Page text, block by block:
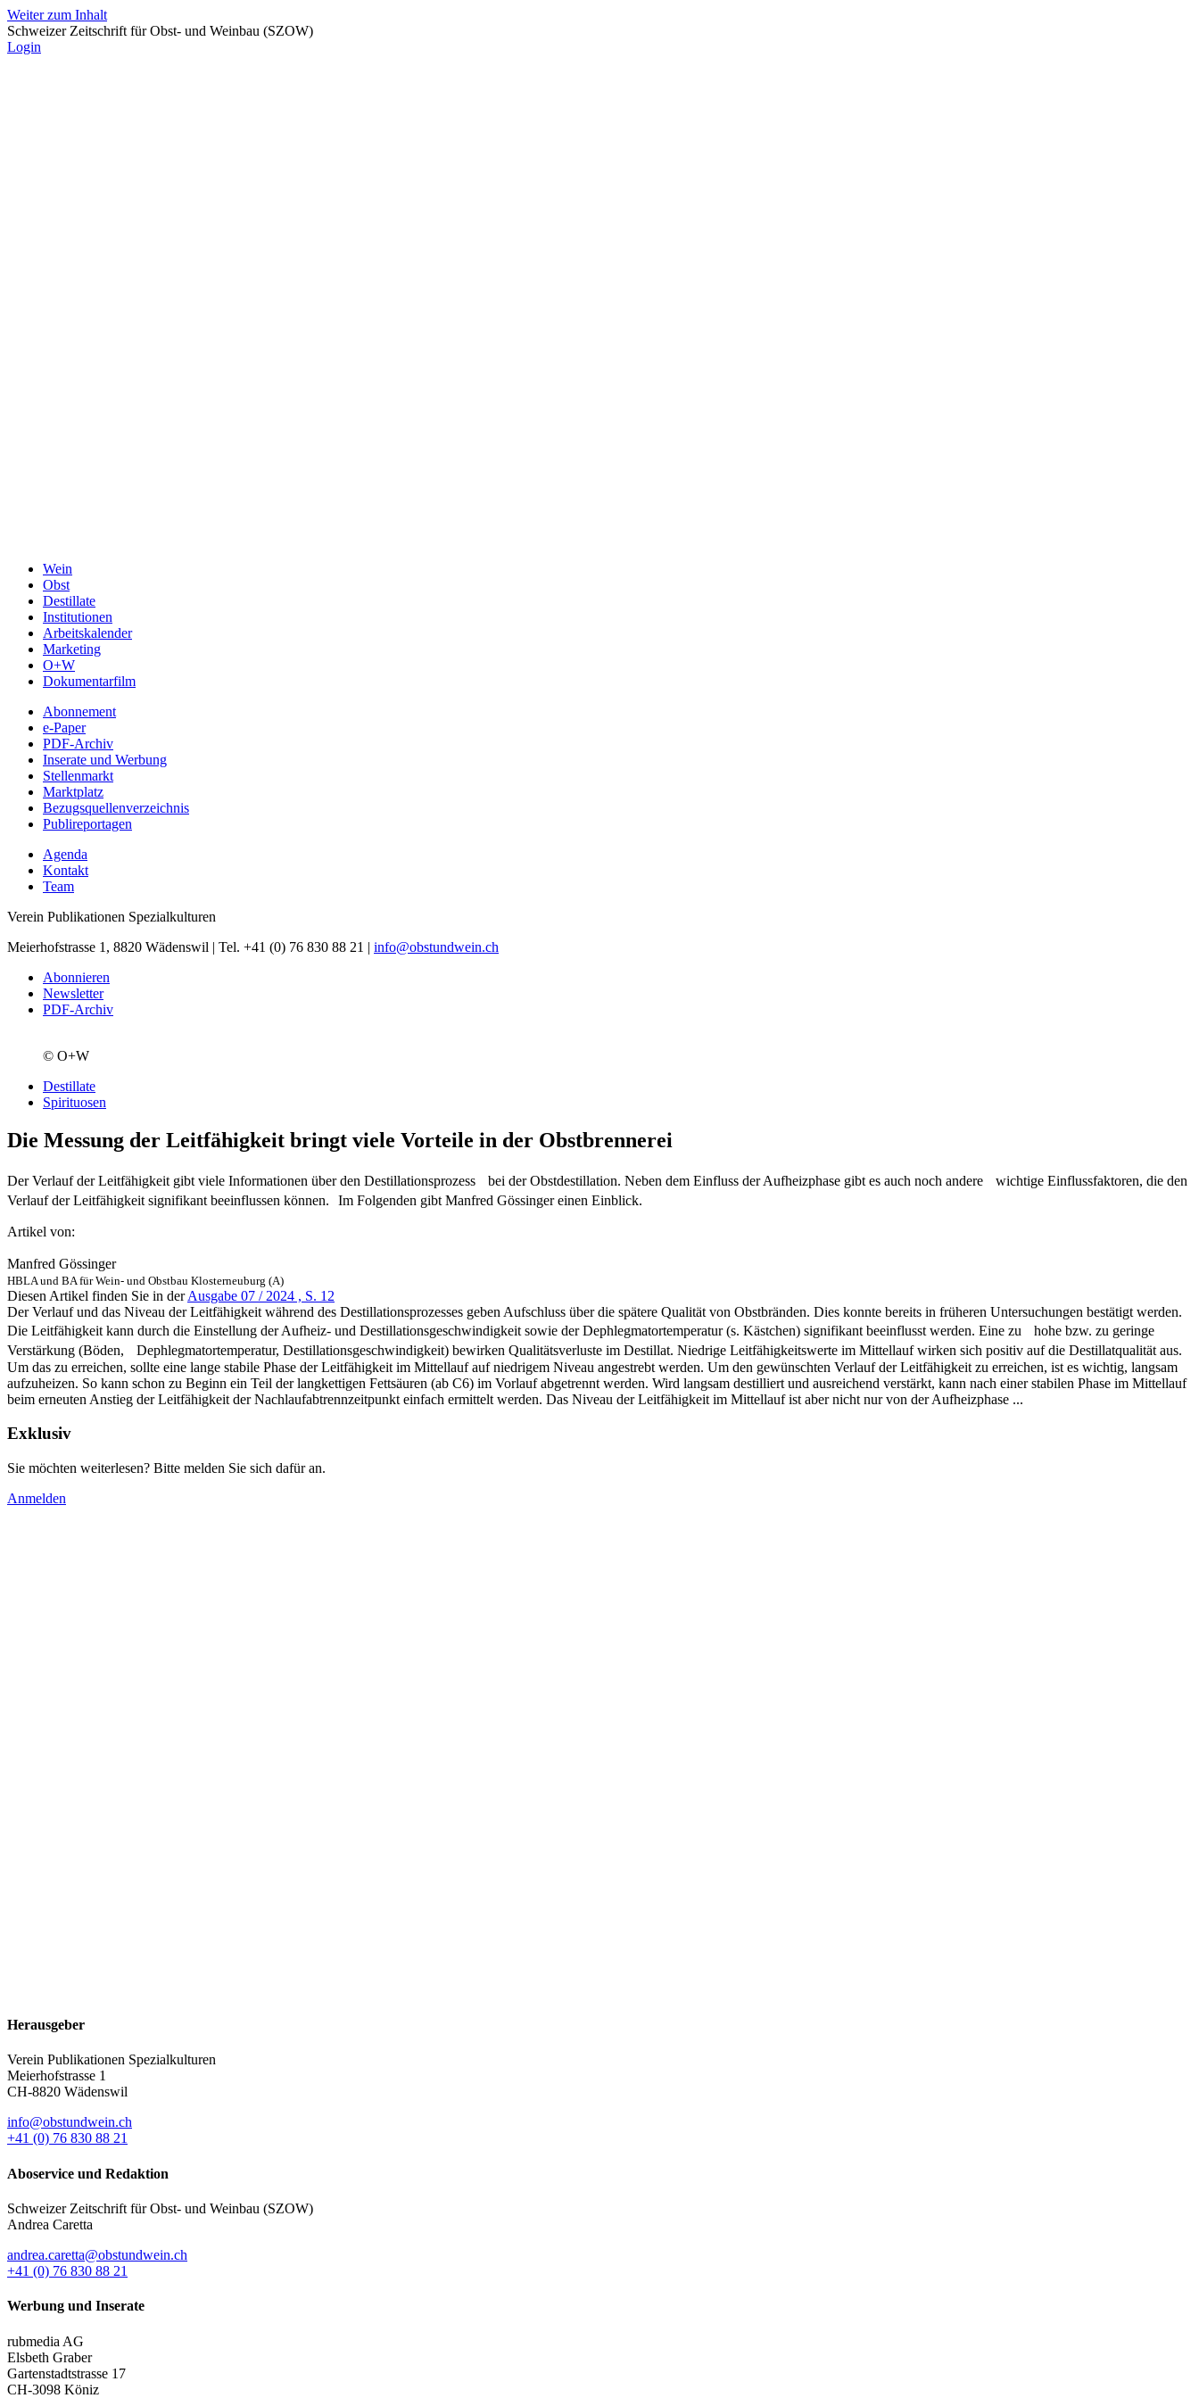
Weiter zum Inhalt
Schweizer Zeitschrift für Obst- und Weinbau (SZOW)
Login
Wein
Obst
Destillate
Institutionen
Arbeitskalender
Marketing
O+W
Dokumentarfilm
Abonnement
e-Paper
PDF-Archiv
Inserate und Werbung
Stellenmarkt
Marktplatz
Bezugsquellenverzeichnis
Publireportagen
Agenda
Kontakt
Team
Verein Publikationen Spezialkulturen
Meierhofstrasse 1, 8820 Wädenswil | Tel. +41 (0) 76 830 88 21 | info@obstundwein.ch
Abonnieren
Newsletter
PDF-Archiv
© O+W
Destillate
Spirituosen
Die Messung der Leitfähigkeit bringt viele Vorteile in der Obstbrennerei
Der Verlauf der Leitfähigkeit gibt viele Informationen über den Destillationsprozess bei der Obstdestillation. Neben dem Einfluss der Aufheizphase gibt es auch noch andere wichtige Einflussfaktoren, die den
Verlauf der Leitfähigkeit signifikant beeinflussen können. Im Folgenden gibt Manfred Gössinger einen Einblick.
Artikel von:
Manfred Gössinger
HBLA und BA für Wein- und Obstbau Klosterneuburg (A)
Diesen Artikel finden Sie in derAusgabe 07 / 2024 , S. 12
Der Verlauf und das Niveau der Leitfähigkeit während des Destillationsprozesses geben Aufschluss über die spätere Qualität von Obstbränden. Dies konnte bereits in früheren Untersuchungen bestätigt werden.
Die Leitfähigkeit kann durch die Einstellung der Aufheiz- und Destillationsgeschwindigkeit sowie der Dephlegmatortemperatur (s. Kästchen) signifikant beeinflusst werden. Eine zu hohe bzw. zu geringe
Verstärkung (Böden, Dephlegmatortemperatur, Destillationsgeschwindigkeit) bewirken Qualitätsverluste im Destillat. Niedrige Leitfähigkeitswerte im Mittellauf wirken sich positiv auf die Destillatqualität aus.
Um das zu erreichen, sollte eine lange stabile Phase der Leitfähigkeit im Mittellauf auf niedrigem Niveau angestrebt werden. Um den gewünschten Verlauf der Leitfähigkeit zu erreichen, ist es wichtig, langsam
aufzuheizen. So kann schon zu Beginn ein Teil der langkettigen Fettsäuren (ab C6) im Vorlauf abgetrennt werden. Wird langsam destilliert und ausreichend verstärkt, kann nach einer stabilen Phase im Mittellauf
beim erneuten Anstieg der Leitfähigkeit der Nachlaufabtrennzeitpunkt einfach ermittelt werden. Das Niveau der Leitfähigkeit im Mittellauf ist aber nicht nur von der Aufheizphase ...
Exklusiv
Sie möchten weiterlesen? Bitte melden Sie sich dafür an.
Anmelden
Herausgeber
Verein Publikationen Spezialkulturen
Meierhofstrasse 1
CH-8820 Wädenswil
info@obstundwein.ch
+41 (0) 76 830 88 21
Aboservice und Redaktion
Schweizer Zeitschrift für Obst- und Weinbau (SZOW)
Andrea Caretta
andrea.caretta@obstundwein.ch
+41 (0) 76 830 88 21
Werbung und Inserate
rubmedia AG
Elsbeth Graber
Gartenstadtstrasse 17
CH-3098 Köniz